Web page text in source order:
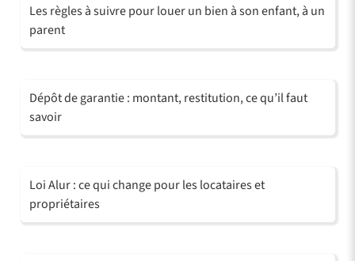
Les règles à suivre pour louer un bien à son enfant, à un
parent
Dépôt de garantie : montant, restitution, ce qu’il faut
savoir
Loi Alur : ce qui change pour les locataires et
propriétaires